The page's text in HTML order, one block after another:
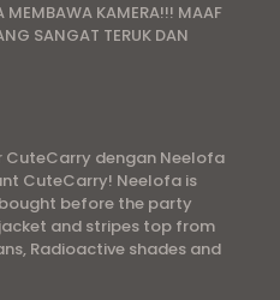
KAMERA!!! MAAF
SANGAT TERUK DAN
CuteCarry dengan Neelofa
CuteCarry! Neelofa is
before the party
and stripes top from
Radioactive shades and